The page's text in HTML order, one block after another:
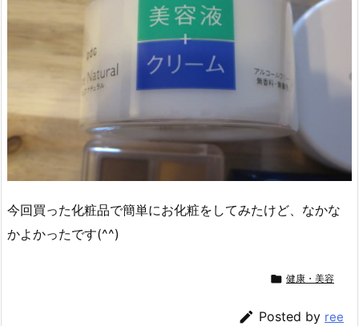
今回買った化粧品で簡単にお化粧をしてみたけど、なかな
かよかったです(^^)
 健康・美容
 Posted by ree